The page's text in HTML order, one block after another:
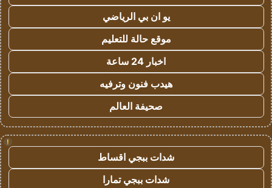
يو ان بي الرياضي
موقع حالة للتعليم
اخبار 24 ساعة
هيدب فنون وترفيه
صحيفة العالم
!
شدات ببجي اقساط
شدات ببجي تمارا